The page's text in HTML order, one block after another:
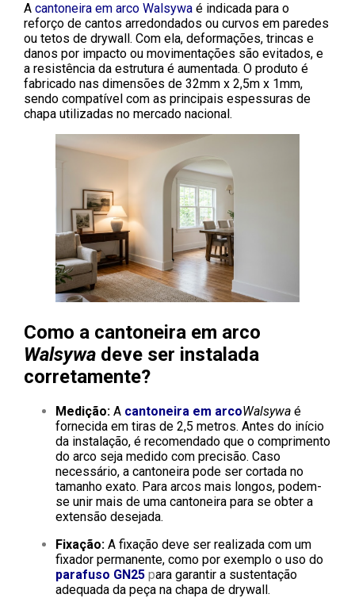
A cantoneira em arco Walsywa é indicada para o
reforço de cantos arredondados ou curvos em paredes
ou tetos de drywall. Com ela, deformações, trincas e
danos por impacto ou movimentações são evitados, e
a resistência da estrutura é aumentada. O produto é
fabricado nas dimensões de 32mm x 2,5m x 1mm,
sendo compatível com as principais espessuras de
chapa utilizadas no mercado nacional.
Como a cantoneira em arco
Walsywa deve ser instalada
corretamente?
Medição: A cantoneira em arcoWalsywa é
fornecida em tiras de 2,5 metros. Antes do início
da instalação, é recomendado que o comprimento
do arco seja medido com precisão. Caso
necessário, a cantoneira pode ser cortada no
tamanho exato. Para arcos mais longos, podem-
se unir mais de uma cantoneira para se obter a
extensão desejada.
Fixação: A fixação deve ser realizada com um
fixador permanente, como por exemplo o uso do
parafuso GN25 para garantir a sustentação
adequada da peça na chapa de drywall.